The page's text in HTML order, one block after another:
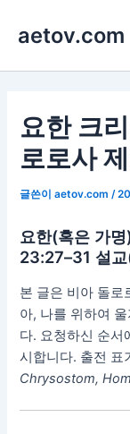
로
aetov.com
요한 크
로로사
글쓴이aetov.com /
요한(혹은 가
23:27–31 설
본 글은 비아 돌
아, 나를 위하여
다. 요청하신 순서
시합니다. 출전 표
Chrysostom,